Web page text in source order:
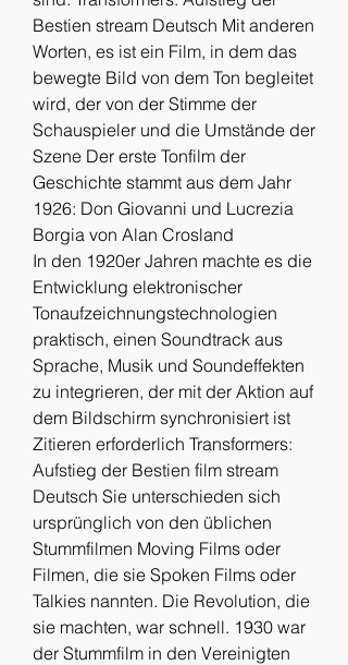
Bestien stream Deutsch Mit anderen
Worten, es ist ein Film, in dem das
bewegte Bild von dem Ton begleitet
wird, der von der Stimme der
Schauspieler und die Umstände der
Szene Der erste Tonfilm der
Geschichte stammt aus dem Jahr
1926: Don Giovanni und Lucrezia
Borgia von Alan Crosland
In den 1920er Jahren machte es die
Entwicklung elektronischer
Tonaufzeichnungstechnologien
praktisch, einen Soundtrack aus
Sprache, Musik und Soundeffekten
zu integrieren, der mit der Aktion auf
dem Bildschirm synchronisiert ist
Zitieren erforderlich Transformers:
Aufstieg der Bestien film stream
Deutsch Sie unterschieden sich
ursprünglich von den üblichen
Stummfilmen Moving Films oder
Filmen, die sie Spoken Films oder
Talkies nannten. Die Revolution, die
sie machten, war schnell. 1930 war
der Stummfilm in den Vereinigten